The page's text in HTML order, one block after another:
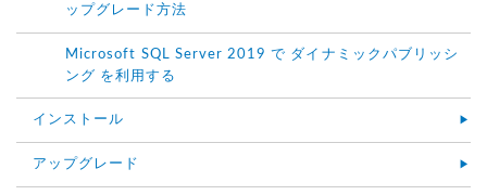
ップグレード方法
Microsoft SQL Server 2019 で ダイナミックパブリッシ
ング を利用する
インストール
アップグレード